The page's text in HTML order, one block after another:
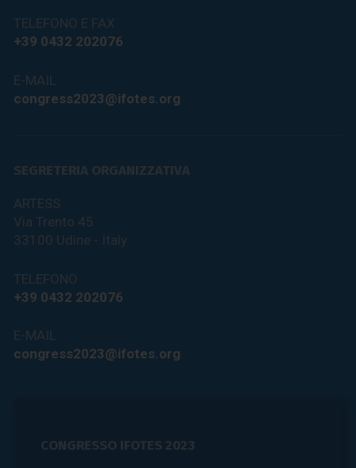
TELEFONO E FAX
+39 0432 202076
E-MAIL
congress2023@ifotes.org
SEGRETERIA ORGANIZZATIVA
ARTESS
Via Trento 45
33100 Udine - Italy
TELEFONO
+39 0432 202076
E-MAIL
congress2023@ifotes.org
CONGRESSO IFOTES 2023